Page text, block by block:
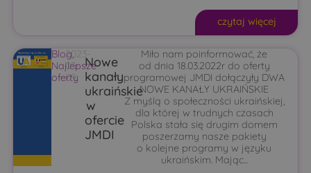
czytaj więcej
Blog,
Najlepsze
oferty
2023-
03-
09
Nowe
kanały
ukraińskie
w
ofercie
JMDI
Miło nam poinformować, że
od dnia 18.03.2022r do oferty
programowej JMDI dołączyły DWA
NOWE KANAŁY UKRAIŃSKIE
Z myślą o społeczności ukraińskiej,
dla której w trudnych czasach
Polska stała się drugim domem
poszerzamy nasze pakiety
o kolejne programy w języku
ukraińskim. Mając...